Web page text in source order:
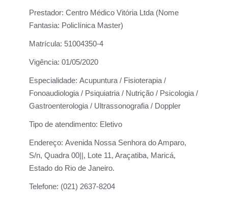
Prestador: Centro Médico Vitória Ltda (Nome
Fantasia: Policlínica Master)
Matrícula: 51004350-4
Vigência: 01/05/2020
Especialidade: Acupuntura / Fisioterapia /
Fonoaudiologia / Psiquiatria / Nutrição / Psicologia /
Gastroenterologia / Ultrassonografia / Doppler
Tipo de atendimento: Eletivo
Endereço: Avenida Nossa Senhora do Amparo,
S/n, Quadra 00||, Lote 11, Araçatiba, Maricá,
Estado do Rio de Janeiro.
Telefone: (021) 2637-8204